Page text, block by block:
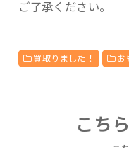
ご了承ください。
買取りました！ お
こち